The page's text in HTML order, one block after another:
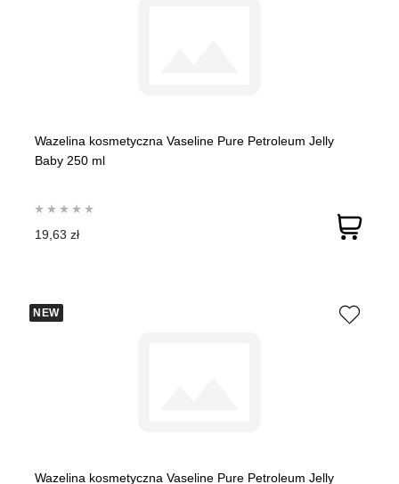
Wazelina kosmetyczna Vaseline Pure Petroleum Jelly
Baby 250 ml
19,63 zł
NEW
Wazelina kosmetyczna Vaseline Pure Petroleum Jelly